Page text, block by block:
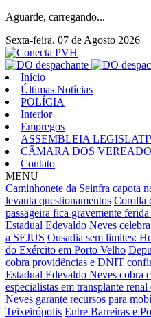
Aguarde, carregando...
Sexta-feira, 07 de Agosto 2026
Início
Últimas Notícias
POLÍCIA
Interior
Empregos
ASSEMBLEIA
CÂMARA DOS
Contato
MENU
Caminhonete da Seinfra capota
levanta questionamentos Corolla
passageira fica gravemente
Estadual Edevaldo Neves
a SEJUS Ousadia sem limites:
do Exército em Porto Velho
cobra providências e DNIT
Estadual Edevaldo Neves cobra
especialistas em transplante
Neves garante recursos para
Teixeirópolis Entre Barreiras e